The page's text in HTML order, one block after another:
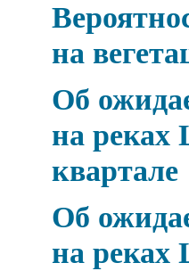
на
Об
на реках
квартале
Об
на реках